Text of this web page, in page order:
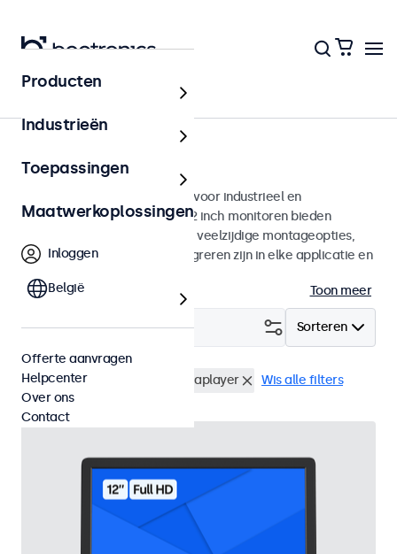
Monitoren
12 inch monitoren
12 inch monitoren ontworpen voor industrieel en
commercieel gebruik. Deze 12 inch monitoren bieden
diverse videoaansluitingen en veelzijdige montageopties,
waarmee ze naadloos te integreren zijn in elke applicatie en
Toon meer
Sorteren
Filter (3)
12 inch monitoren USB mediaplayer Wis alle filters
Producten
Industrieën
Toepassingen
Maatwerkoplossingen
Inloggen
België
Offerte aanvragen
Helpcenter
Over ons
Contact